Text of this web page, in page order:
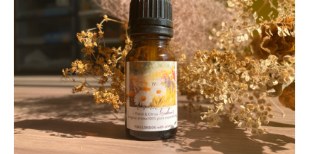
香りの定期便
オリジナル商品
精油56種
グッズ基材
名入れギフト
特別なギフトセレクション
アロマコラム